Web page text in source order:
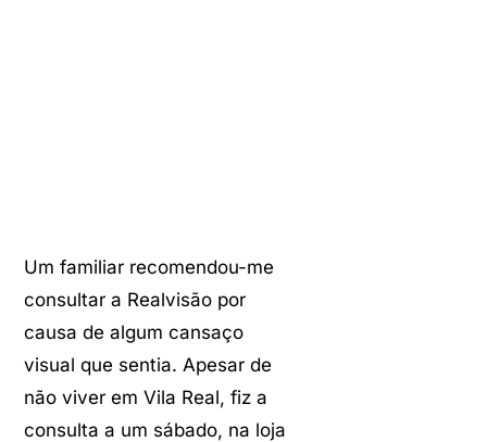
Um familiar recomendou-me
consultar a Realvisão por
causa de algum cansaço
visual que sentia. Apesar de
não viver em Vila Real, fiz a
consulta a um sábado, na loja